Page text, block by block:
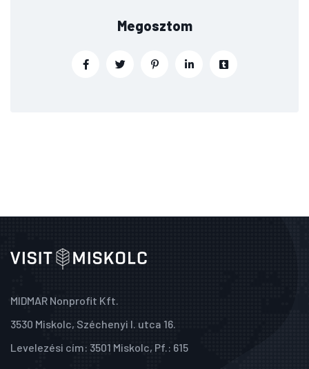
Megosztom
MIDMAR Nonprofit Kft.
3530 Miskolc, Széchenyi I. utca 16.
Levelezési cím: 3501 Miskolc, Pf.: 615